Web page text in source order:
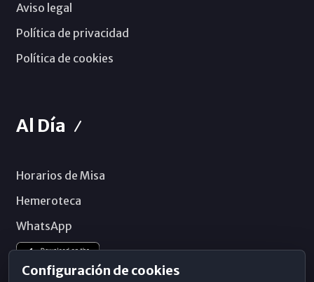
Aviso legal
Política de privacidad
Política de cookies
Al Día
Horarios de Misa
Hemeroteca
WhatsApp
Configuración de cookies